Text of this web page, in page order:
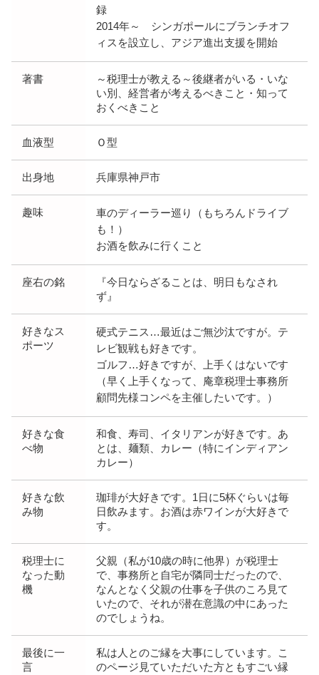
録
2014年～ シンガポールにブランチオフ
ィスを設立し、アジア進出支援を開始
著書
～税理士が教える～後継者がいる・いな
い別、経営者が考えるべきこと・知って
おくべきこと
血液型 Ｏ型
出身地 兵庫県神戸市
趣味
車のディーラー巡り（もちろんドライブ
も！）
お酒を飲みに行くこと
座右の銘
『今日ならざることは、明日もなされ
ず』
好きなス
ポーツ
硬式テニス…最近はご無沙汰ですが。テ
レビ観戦も好きです。
ゴルフ…好きですが、上手くはないです
（早く上手くなって、庵章税理士事務所
顧問先様コンペを主催したいです。）
好きな食
べ物
和食、寿司、イタリアンが好きです。あ
とは、麺類、カレー（特にインディアン
カレー）
好きな飲
み物
珈琲が大好きです。1日に5杯ぐらいは毎
日飲みます。お酒は赤ワインが大好きで
す。
税理士に
なった動
機
父親（私が10歳の時に他界）が税理士
で、事務所と自宅が隣同士だったので、
なんとなく父親の仕事を子供のころ見て
いたので、それが潜在意識の中にあった
のでしょうね。
最後に一
言
私は人とのご縁を大事にしています。こ
のページ見ていただいた方ともすごい縁